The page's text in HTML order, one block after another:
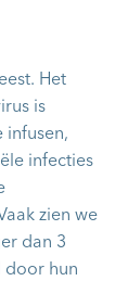
Het
is
infusen,
infecties
zien we
dan 3
door hun